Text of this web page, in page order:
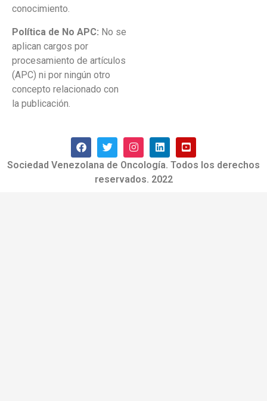
conocimiento.
Política de No APC: No se
aplican cargos por
procesamiento de artículos
(APC) ni por ningún otro
concepto relacionado con
la publicación.
Sociedad Venezolana de Oncología. Todos los derechos
reservados. 2022